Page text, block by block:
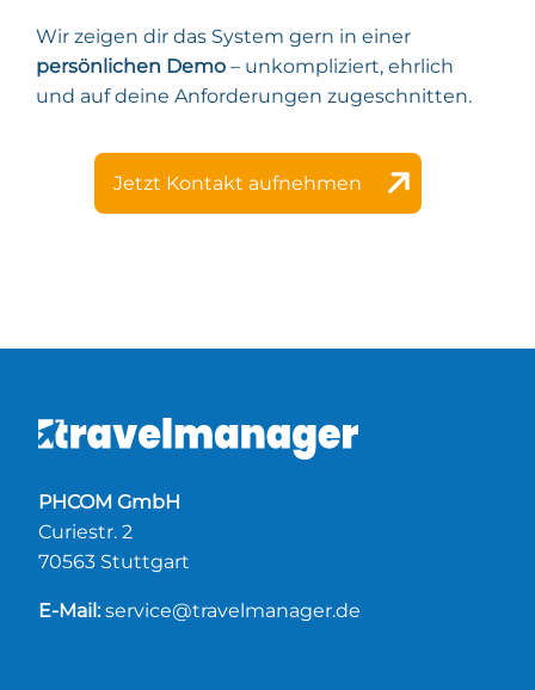
Wir zeigen dir das System gern in einer
persönlichen Demo – unkompliziert, ehrlich
und auf deine Anforderungen zugeschnitten.
Jetzt Kontakt aufnehmen
PHCOM GmbH
Curiestr. 2
70563 Stuttgart
E-Mail: service@travelmanager.de